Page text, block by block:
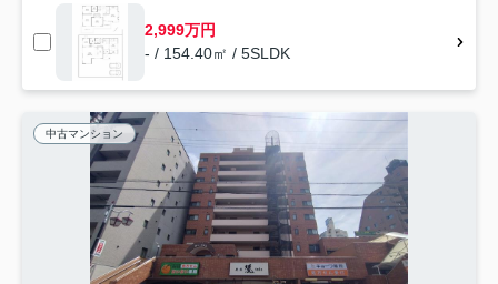
2,999万円
- / 154.40㎡ / 5SLDK
中古マンション